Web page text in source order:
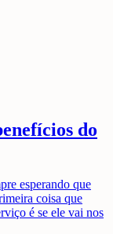
do
esperando que
coisa que
é se ele vai nos